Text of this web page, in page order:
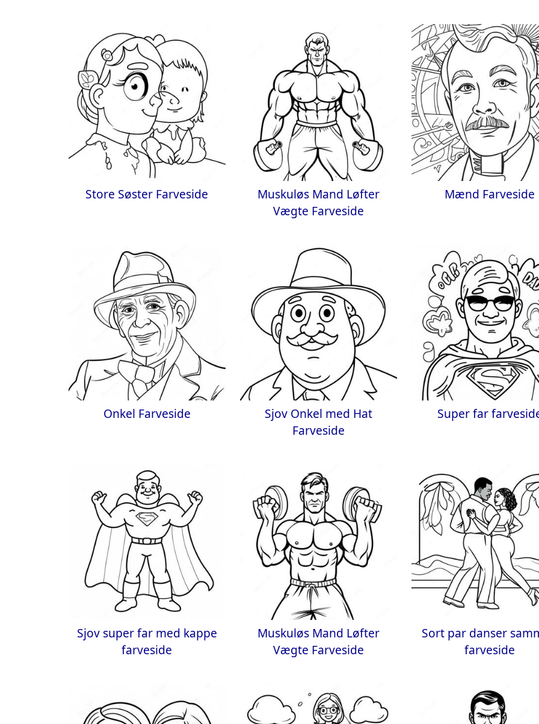
Store Søster Farveside
Muskuløs Mand Løfter
Vægte Farveside
Mænd Farveside
Onkel Farveside
Sjov Onkel med Hat
Farveside
Super far
Sjov super far med kappe
farveside
Muskuløs Mand Løfter
Vægte Farveside
Sort par danser
farveside